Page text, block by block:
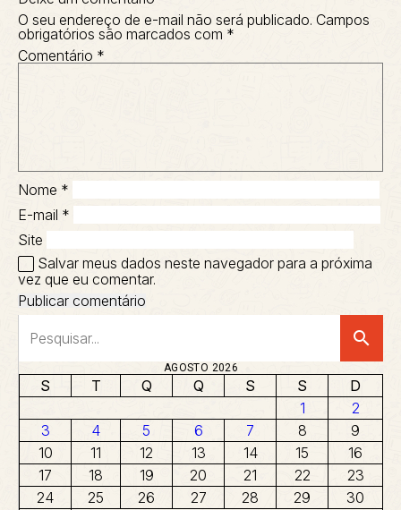
O seu endereço de e-mail não será publicado. Campos
obrigatórios são marcados com *
Comentário *
Nome *
E-mail *
Site
Salvar meus dados neste navegador para a próxima
vez que eu comentar.
search
AGOSTO 2026
S T Q Q S S
D
1
2
3
4 5 6 7 8
9
10
11 12 13 14 15
16
17
18 19 20 21 22
23
24
25 26 27 28 29
30